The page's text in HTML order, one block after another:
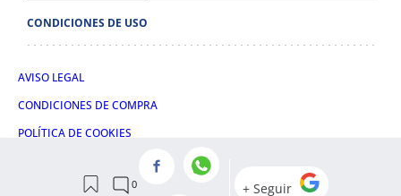
CONDICIONES DE USO
AVISO LEGAL
CONDICIONES DE COMPRA
POLÍTICA DE COOKIES